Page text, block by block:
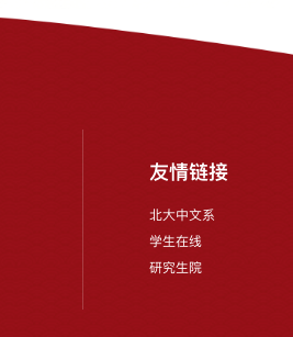
友情链接
北大中文系
学生在线
研究生院